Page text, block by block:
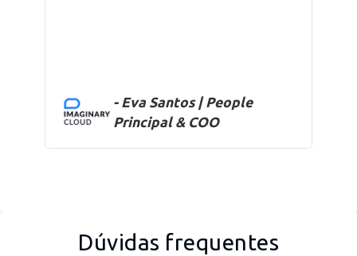
- Eva Santos | People
Principal & COO
Dúvidas frequentes